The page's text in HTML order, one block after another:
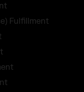
Fulfillment